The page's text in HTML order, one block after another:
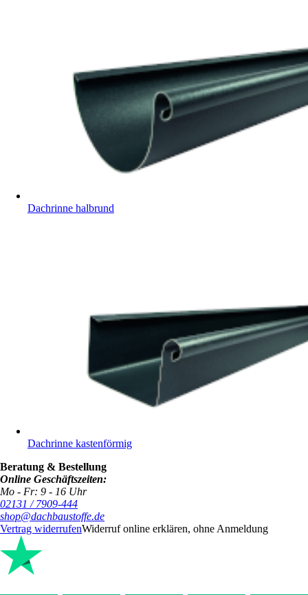
Dachrinne halbrund
Dachrinne kastenförmig
Beratung & Bestellung
Online Geschäftszeiten:
Mo - Fr: 9 - 16 Uhr
02131 / 7909-444
shop@dachbaustoffe.de
Vertrag widerrufenWiderruf online erklären, ohne Anmeldung